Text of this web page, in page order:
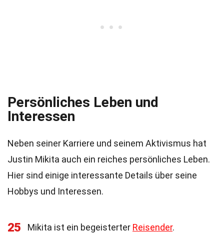
Persönliches Leben und
Interessen
Neben seiner Karriere und seinem Aktivismus hat
Justin Mikita auch ein reiches persönliches Leben.
Hier sind einige interessante Details über seine
Hobbys und Interessen.
25 Mikita ist ein begeisterter Reisender.